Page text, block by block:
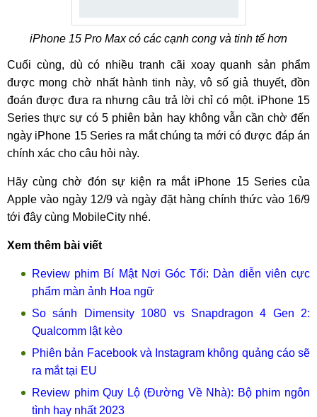
iPhone 15 Pro Max có các cạnh cong và tinh tế hơn
Cuối cùng, dù có nhiều tranh cãi xoay quanh sản phẩm
được mong chờ nhất hành tinh này, vô số giả thuyết, đồn
đoán được đưa ra nhưng câu trả lời chỉ có một. iPhone 15
Series thực sự có 5 phiên bản hay không vẫn cần chờ đến
ngày iPhone 15 Series ra mắt chúng ta mới có được đáp án
chính xác cho câu hỏi này.
Hãy cùng chờ đón sự kiện ra mắt iPhone 15 Series của
Apple vào ngày 12/9 và ngày đặt hàng chính thức vào 16/9
tới đây cùng MobileCity nhé.
Xem thêm bài viết
Review phim Bí Mật Nơi Góc Tối: Dàn diễn viên cực
phẩm màn ảnh Hoa ngữ
So sánh Dimensity 1080 vs Snapdragon 4 Gen 2:
Qualcomm lật kèo
Phiên bản Facebook và Instagram không quảng cáo sẽ
ra mắt tại EU
Review phim Quy Lộ (Đường Về Nhà): Bộ phim ngôn
tình hay nhất 2023